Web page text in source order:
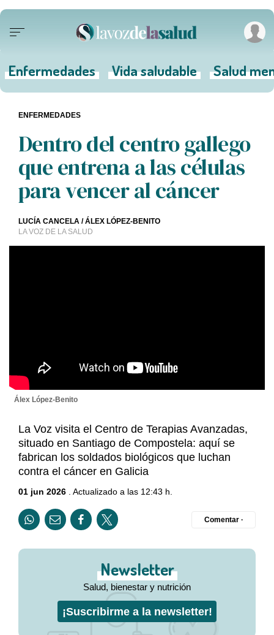
Enfermedades Vida saludable Salud
Dentro del centro gallego
que entrena a las células
para vencer al cáncer
LUCÍA CANCELA /ÁLEX LÓPEZ-BENITO
LA VOZ DE LA SALUD
ENFERMEDADES
Álex López-Benito
La Voz visita el Centro de Terapias Avanzadas,
situado en Santiago de Compostela: aquí se
fabrican los soldados biológicos que luchan
contra el cáncer en Galicia
01 jun 2026 . Actualizado a las 12:43 h.
Comentar ·
Newsletter
Salud, bienestar y nutrición
¡Suscribirme a la newsletter!